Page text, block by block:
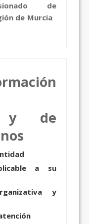
de
de Murcia
y de
a su
y